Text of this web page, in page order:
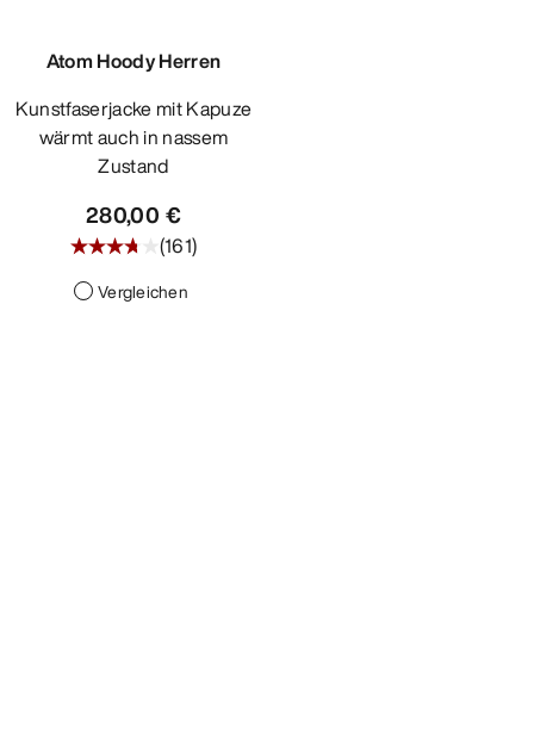
Atom Hoody Herren
Kunstfaserjacke mit Kapuze
wärmt auch in nassem
Zustand
280,00 €
(161)
Vergleichen